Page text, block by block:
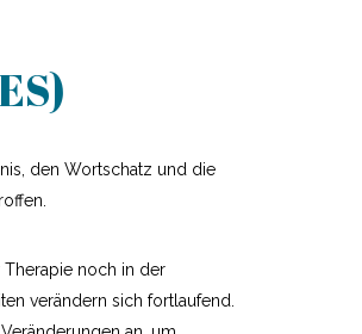
den Wortschatz und die
noch in der
verändern sich fortlaufend.